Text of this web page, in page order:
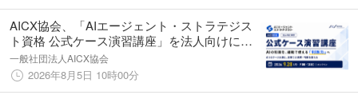
AICX協会、「AIエージェント・ストラテジス
ト資格 公式ケース演習講座」を法人向けに初
開催｜9月28日（月）にオンライン開催
一般社団法人AICX協会
2026年8月5日 10時00分